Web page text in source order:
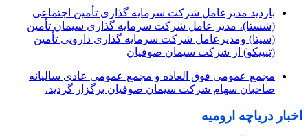
بازدید مدیرعامل شرکت سرمایه گذاری تأمین اجتماعی
(شستا)، مدیر عامل شرکت سرمایه گذاری سیمان تأمین
(سیتا) ومدیرعامل شرکت سرمایه گذاری دارویی تأمین
(تیپیکو) از شرکت سیمان صوفیان
مجمع عمومی فوق العاده و مجمع عمومی عادی سالیانه
صاحبان سهام شرکت سیمان صوفیان برگزار گردید.
اخبار دریاچه ارومیه